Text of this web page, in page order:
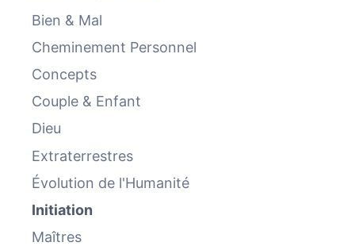
Bien & Mal
Cheminement Personnel
Concepts
Couple & Enfant
Dieu
Extraterrestres
Évolution de l'Humanité
Initiation
Maîtres